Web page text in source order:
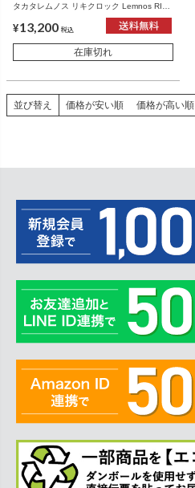
タカタレムノス リキクロック Lemnos RIKI
け時計
¥13,200 税込
在庫切れ
並び替え 価格が安い順 価格が高い順